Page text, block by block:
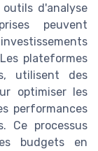
outils d'analyse
peuvent
plateformes
utilisent des
optimiser les
performances
Ce processus
budgets en